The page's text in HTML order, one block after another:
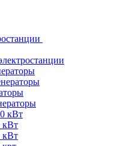
кВт
кВт
кВт